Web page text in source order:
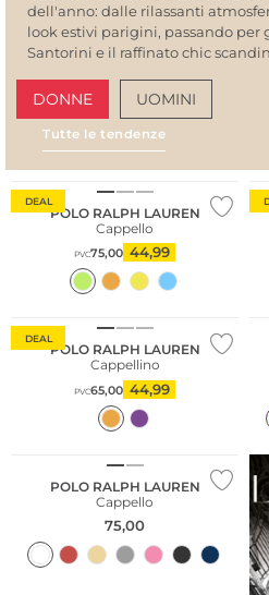
dell'anno: dalle rilassanti
look estivi parigini, passando per
Santorini e il raffinato chic
DONNE UOMINI
Tutte le tendenze
DEAL
POLO RALPH LAUREN
Cappello
PVC75,00 44,99
DEAL
POLO RALPH LAUREN
Cappellino
PVC65,00 44,99
POLO RALPH LAUREN
Cappello
75,00